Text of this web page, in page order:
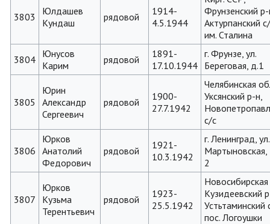
3803
Юлдашев
Кундаш
рядовой
1914-
4.5.1944
Фрунзенский
Актурпанский
им. Сталина
3804 Юнусов
Карим
рядовой
1891-
17.10.1944
г. Фрунзе, ул.
Береговая, д.1
3805
Юрин
Александр
Сергеевич
рядовой
1900-
27.7.1942
Челябинская
Уксянский р-н,
с/с
3806
Юрков
Анатолий
Федорович
рядовой
1921-
10.3.1942
г. Ленинград, ул.
Мартыновская,
2
3807
Юрков
Кузьма
Терентьевич
рядовой
1923-
25.5.1942
Кузидеевский
Устьтаминский
пос. Логоушки